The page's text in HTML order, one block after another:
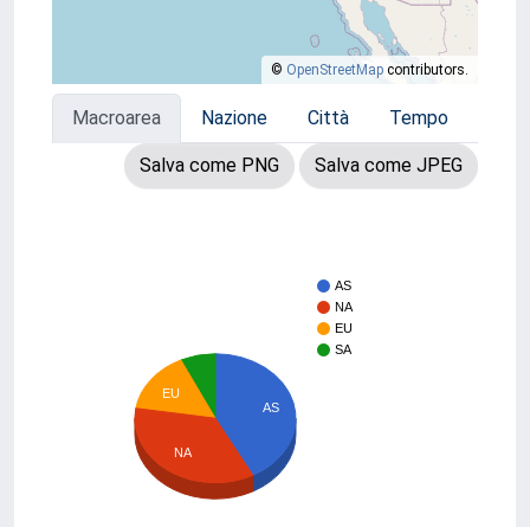
© OpenStreetMap contributors.
Macroarea Nazione Città Tempo
Salva come PNG Salva come JPEG
AS
NA
EU
SA
AS
EU
NA